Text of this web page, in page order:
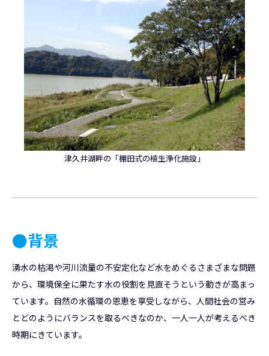
津久井湖畔の「棚田式の植生浄化施設」
●背景
湧水の枯渇や河川流量の不安定化など水をめぐるさまざまな問題
から、環境保全に果たす水の役割を見直そうという動きが高まっ
ています。自然の水循環の恩恵を享受しながら、人間社会の営み
とどのようにバランスを取るべきなのか、一人一人が考えるべき
時期にきています。